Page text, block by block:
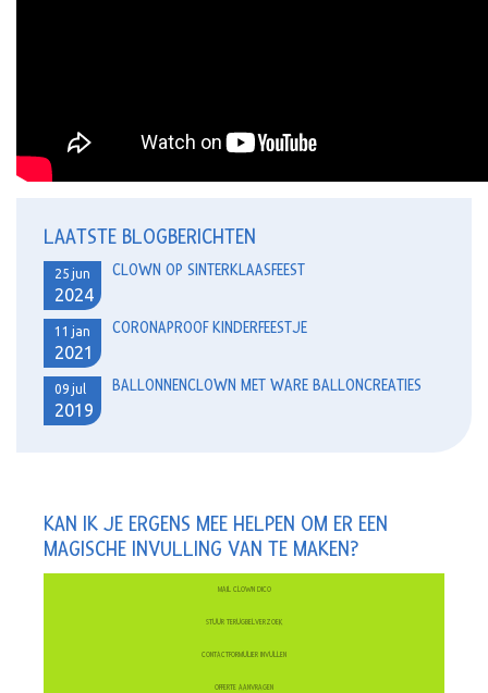
LAATSTE BLOGBERICHTEN
25 jun
2024
CLOWN OP SINTERKLAASFEEST
11 jan
2021
CORONAPROOF KINDERFEESTJE
09 jul
2019
BALLONNENCLOWN MET WARE BALLONCREATIES
KAN IK JE ERGENS MEE HELPEN OM ER EEN
MAGISCHE INVULLING VAN TE MAKEN?
MAIL CLOWN DICO
STUUR TERUGBELVERZOEK
CONTACTFORMULIER INVULLEN
OFFERTE AANVRAGEN